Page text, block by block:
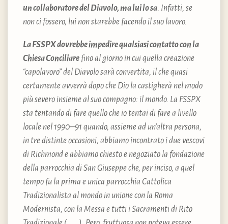
un collaboratore del Diavolo, ma lui lo sa . Infatti, se
non ci fossero, lui non starebbe facendo il suo lavoro.
La FSSPX dovrebbe impedire qualsiasi contatto con la
Chiesa Conciliare fino al giorno in cui quella creazione
“capolavoro” del Diavolo sarà convertita, il che quasi
certamente avverrà dopo che Dio la castigherà nel modo
più severo insieme al suo compagno: il mondo. La FSSPX
sta tentando di fare quello che io tentai di fare a livello
locale nel 1990–91 quando, assieme ad un’altra persona,
in tre distinte occasioni, abbiamo incontrato i due vescovi
di Richmond e abbiamo chiesto e negoziato la fondazione
della parrocchia di San Giuseppe che, per inciso, a quel
tempo fu la prima e unica parrocchia Cattolica
Tradizionalista al mondo in unione con la Roma
Modernista, con la Messa e tutti i Sacramenti di Rito